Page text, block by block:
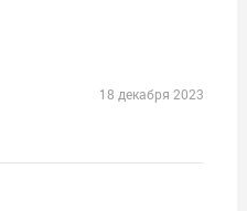
18 декабря 2023